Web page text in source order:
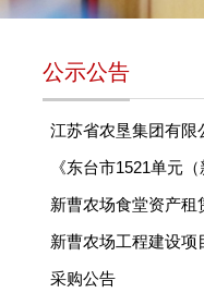
公示公告
江苏省农垦集团有限
《东台市1521单元
新曹农场食堂资产租
新曹农场工程建设项
采购公告